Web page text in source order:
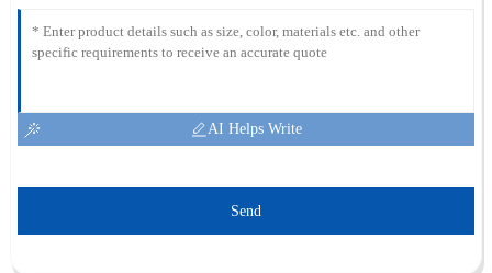
AI Helps Write
Send